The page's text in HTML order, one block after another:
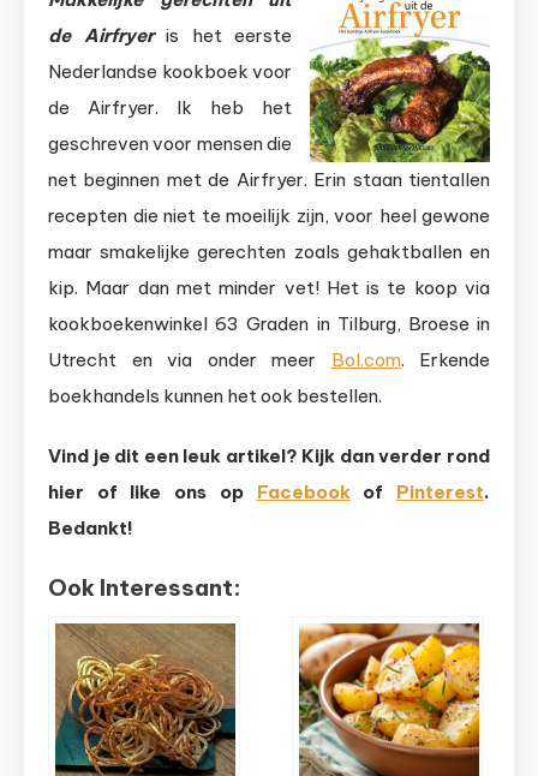
de Airfryeris het eerste
Nederlandse kookboek voor
de Airfryer. Ik heb het
geschreven voor mensen die
net beginnen met de Airfryer. Erin staan tientallen
recepten die niet te moeilijk zijn, voor heel gewone
maar smakelijke gerechten zoals gehaktballen en
kip. Maar dan met minder vet! Het is te koop via
kookboekenwinkel 63 Graden in Tilburg, Broese in
Utrecht en via onder meer Bol.com. Erkende
boekhandels kunnen het ook bestellen.
Vind je dit een leuk artikel? Kijk dan verder rond
hier of like ons op Facebookof Pinterest.
Bedankt!
Ook Interessant: